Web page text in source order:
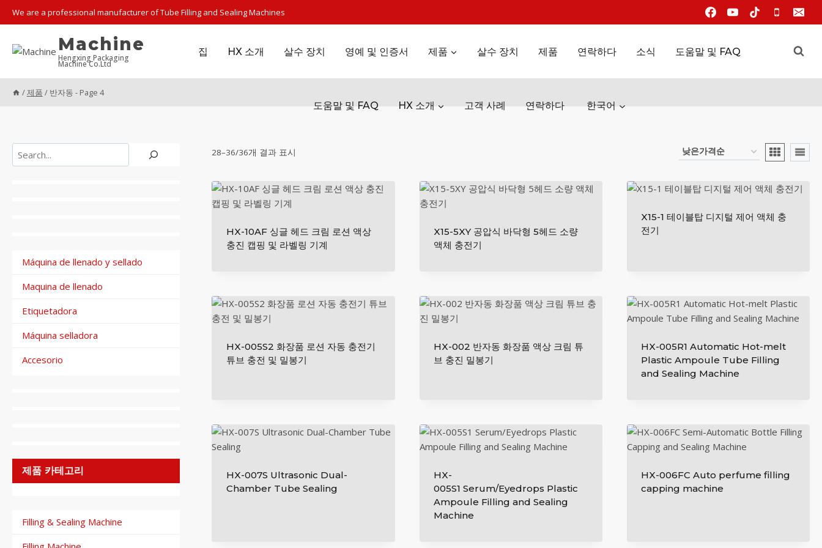
Skip
to
We are a professional manufacturer of Tube Filling and Sealing Machines
Machine
Hengxing Packaging
Machine Co.Ltd
집 HX 소개 살수 장치 영예 및 인증서 제품 살수 장치 제품 연락하다 소식 도움말 및 FAQ
도움말 및 FAQ HX 소개 고객 사례 연락하다 한국어
/제품 / 반자동 - Page 4
28–36/36개 결과 표시
별
정
렬
은
HX-10AF 싱글 헤드 크림 로션 액상
충진 캡핑 및 라벨링 기계
X15-5XY 공압식 바닥형 5헤드 소량
액체 충전기
X15-1 테이블탑 디지털 제어 액체 충
전기
HX-005S2 화장품 로션 자동 ​​충전기
튜브 충전 및 밀봉기
HX-002 반자동 화장품 액상 크림 튜
브 충진 밀봉기
HX-005R1 Automatic Hot-melt
Plastic Ampoule Tube Filling
and Sealing Machine
HX-007S Ultrasonic Dual-
Chamber Tube Sealing
HX-
005S1 Serum/Eyedrops Plastic
Ampoule Filling and Sealing
Machine
HX-006FC Auto perfume filling
capping machine
검
색
Máquina de llenado y sellado
Maquina de llenado
Etiquetadora
Máquina selladora
Accesorio
제품 카테고리
Filling & Sealing Machine